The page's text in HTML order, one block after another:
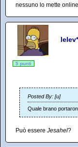
nessuno lo mette
lelev*
5 punti
Posted By: [u]
Quale brano
Può essere Jesahel?